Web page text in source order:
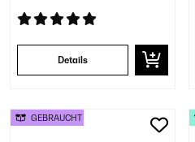
Details
GEBRAUCHT